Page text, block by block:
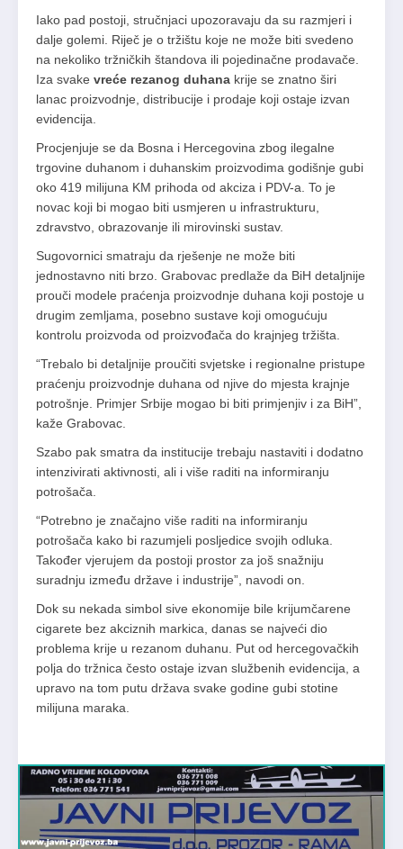
Iako pad postoji, stručnjaci upozoravaju da su razmjeri i
dalje golemi. Riječ je o tržištu koje ne može biti svedeno
na nekoliko tržničkih štandova ili pojedinačne prodavače.
Iza svake vreće rezanog duhana krije se znatno širi
lanac proizvodnje, distribucije i prodaje koji ostaje izvan
evidencija.
Procjenjuje se da Bosna i Hercegovina zbog ilegalne
trgovine duhanom i duhanskim proizvodima godišnje gubi
oko 419 milijuna KM prihoda od akciza i PDV-a. To je
novac koji bi mogao biti usmjeren u infrastrukturu,
zdravstvo, obrazovanje ili mirovinski sustav.
Sugovornici smatraju da rješenje ne može biti
jednostavno niti brzo. Grabovac predlaže da BiH detaljnije
prouči modele praćenja proizvodnje duhana koji postoje u
drugim zemljama, posebno sustave koji omogućuju
kontrolu proizvoda od proizvođača do krajnjeg tržišta.
“Trebalo bi detaljnije proučiti svjetske i regionalne pristupe
praćenju proizvodnje duhana od njive do mjesta krajnje
potrošnje. Primjer Srbije mogao bi biti primjenjiv i za BiH”,
kaže Grabovac.
Szabo pak smatra da institucije trebaju nastaviti i dodatno
intenzivirati aktivnosti, ali i više raditi na informiranju
potrošača.
“Potrebno je značajno više raditi na informiranju
potrošača kako bi razumjeli posljedice svojih odluka.
Također vjerujem da postoji prostor za još snažniju
suradnju između države i industrije”, navodi on.
Dok su nekada simbol sive ekonomije bile krijumčarene
cigarete bez akciznih markica, danas se najveći dio
problema krije u rezanom duhanu. Put od hercegovačkih
polja do tržnica često ostaje izvan službenih evidencija, a
upravo na tom putu država svake godine gubi stotine
milijuna maraka.